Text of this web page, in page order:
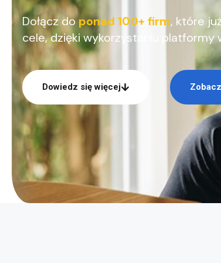
JEDNYM
MIEJSCU.
Dołącz doponad 100+ firm, które
cele, dzięki wykorzystaniu platformy
Dowiedz się więcej